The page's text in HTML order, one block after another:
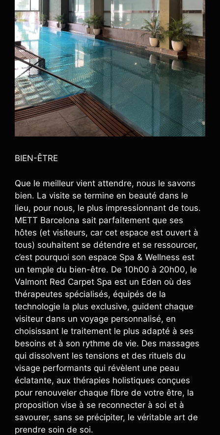
BIEN-ÊTRE
Que le meilleur vient attendre, nous le savons
bien. La visite se termine en beauté dans le
lieu, pour nous, le plus impressionnant de tous.
METT Barcelona sait parfaitement que ses
hôtes (et visiteurs, car cet espace est ouvert à
tous) souhaitent se détendre et se ressourcer,
c’est pourquoi son espace Spa & Wellness est
un temple du bien-être. De 10h00 à 20h00, le
Valmont Red Carpet Spa est un Eden où des
thérapeutes spécialisés, équipés de la
technologie la plus exclusive, guident chaque
visiteur dans un voyage personnalisé, en
choisissant le traitement le plus adapté à ses
besoins et à son rythme de vie. Des massages
qui dissolvent les tensions et des rituels du
visage performants qui révèlent une peau
éclatante, aux thérapies holistiques conçues
pour renouveler chaque fibre de votre être, la
proposition vise à se reconnecter à soi et à
savourer, sans se précipiter, le véritable art de
prendre soin de soi.